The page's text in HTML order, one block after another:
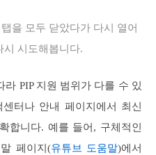
을 모두 닫았다가 다시 열어
시 시도해봅니다.
PIP 지원 범위가 다를 수 있
터나 안내 페이지에서 최신
합니다. 예를 들어, 구체적인
페이지(유튜브 도움말)에서